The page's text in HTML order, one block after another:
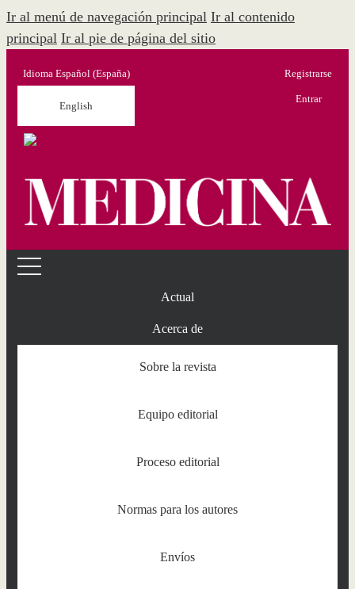
Ir al menú de navegación principal Ir al contenido
principal Ir al pie de página del sitio
Idioma Español (España)
English
Registrarse
Entrar
Actual
Acerca de
Sobre la revista
Equipo editorial
Proceso editorial
Normas para los autores
Envíos